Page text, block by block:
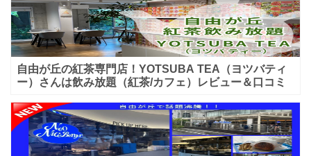
自由が丘の紅茶専門店！YOTSUBA TEA（ヨツバティ
ー）さんは飲み放題（紅茶/カフェ）レビュー＆口コミ